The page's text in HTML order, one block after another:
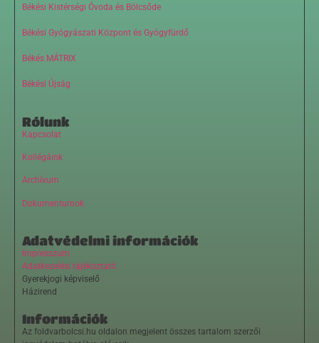
Békési Kistérségi Óvoda és Bölcsőde
Békési Gyógyászati Központ és Gyógyfürdő
Békés MÁTRIX
Békési Újság
Rólunk
Kapcsolat
Kollégáink
Archívum
Dokumentumok
Adatvédelmi információk
Impresszum
Adatkezelési tájékoztató
Gyerekjogi képviselő
Házirend
Információk
Az foldvarbolcsi.hu oldalon megjelent összes tartalom szerzői